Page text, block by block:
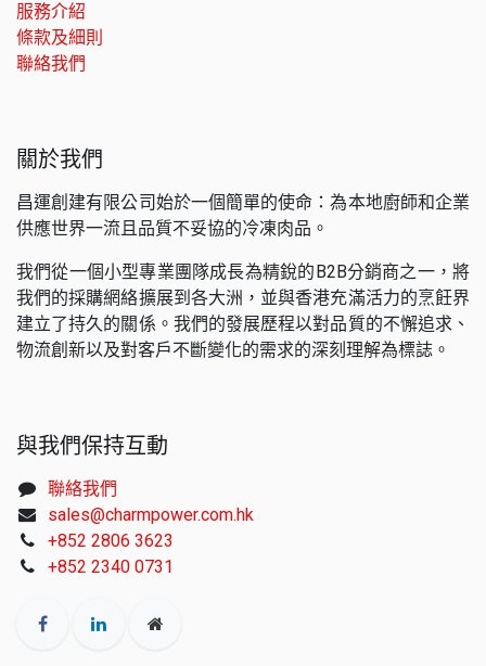
服務介紹
條款及細則
聯絡我們
關於我們
昌運創建有限公司始於一個簡單的使命：為本地廚師和企業
供應世界一流且品質不妥協的冷凍肉品。
我們從一個小型專業團隊成長為精銳的B2B分銷商之一，將
我們的採購網絡擴展到各大洲，並與香港充滿活力的烹飪界
建立了持久的關係。我們的發展歷程以對品質的不懈追求、
物流創新以及對客戶不斷變化的需求的深刻理解為標誌。
與我們保持互動
聯絡我們
sales@charmpower.com.hk
+852 2806 3623
+852 2340 0731